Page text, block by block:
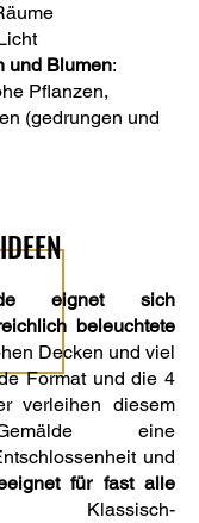
eignet sich
beleuchtete
Decken und viel
Format und die 4
verleihen diesem
eine
und
für fast alle
und Blumen:
Pflanzen,
(gedrungen und